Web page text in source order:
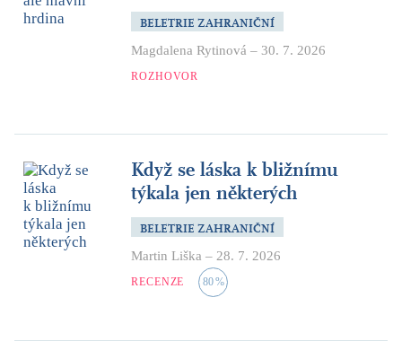
BELETRIE ZAHRANIČNÍ
Magdalena Rytinová – 30. 7. 2026
ROZHOVOR
Když se láska k bližnímu
týkala jen některých
BELETRIE ZAHRANIČNÍ
Martin Liška – 28. 7. 2026
RECENZE 80%